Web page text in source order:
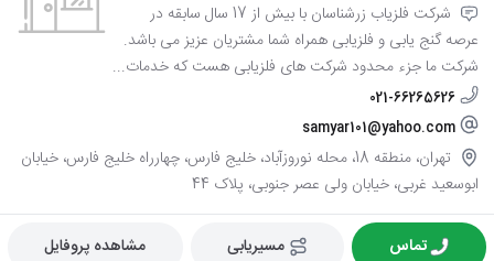
شرکت فلزیاب زرشناسان با بیش از 17 سال سابقه در
عرصه گنج یابی و فلزیابی همراه شما مشتریان عزیز می باشد.
شرکت ما جزء محدود شرکت های فلزیابی هست که خدمات...
021-66265626
samyar101@yahoo.com
تهران، منطقه 18، محله نوروزآباد، خلیج فارس، چهارراه خلیج فارس، خیابان
ابوسعید غربی، خیابان ولی عصر جنوبی، پلاک 44
تماس مسیریابی مشاهده پروفایل